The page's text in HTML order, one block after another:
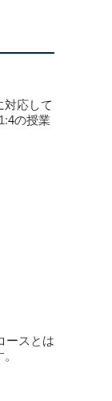
対応して
の授業
ースとは